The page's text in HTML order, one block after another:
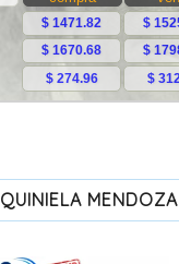
QUINIELA MENDOZA